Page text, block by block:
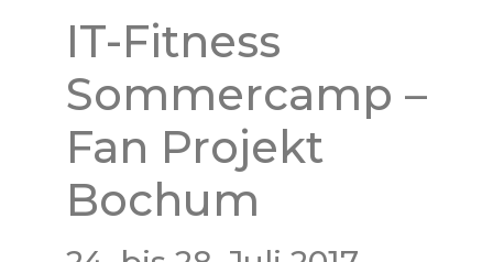
IT-Fitness
Sommercamp –
Fan Projekt
Bochum